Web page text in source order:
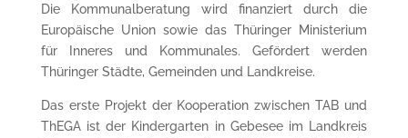
Die Kommunalberatung wird finanziert durch die
Europäische Union sowie das Thüringer Ministerium
für Inneres und Kommunales. Gefördert werden
Thüringer Städte, Gemeinden und Landkreise.
Das erste Projekt der Kooperation zwischen TAB und
ThEGA ist der Kindergarten in Gebesee im Landkreis